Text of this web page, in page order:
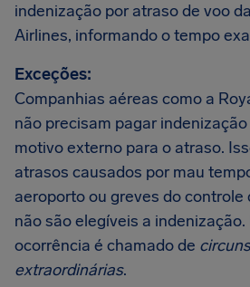
indenização por atraso de voo
Airlines, informando o tempo
Exceções:
Companhias aéreas como a
não precisam pagar
motivo externo para o atraso.
atrasos causados por mau
aeroporto ou greves do
não são elegíveis a indenização.
ocorrência é chamado de
extraordinárias.